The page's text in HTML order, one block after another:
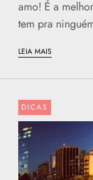
amo! É a
tem pra
LEIA MAIS
DICAS